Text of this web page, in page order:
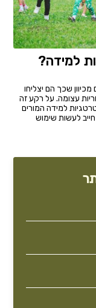
למידה?
שכך הם יצליחו
עצומה. על רקע זה
למידה המורים
לעשות שימוש